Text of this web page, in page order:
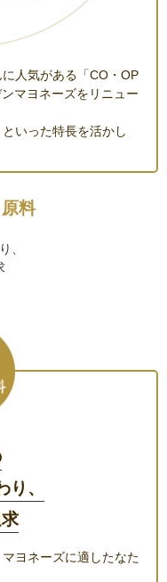
人気がある「CO・OP
マヨネーズをリニュー
いった特長を活かし
料
、
、
ヨネーズに適したなた